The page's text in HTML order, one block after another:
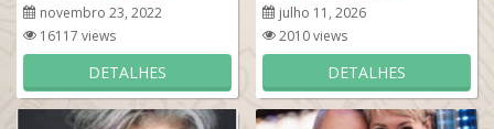
novembro 23, 2022
16117 views
DETALHES
julho 11, 2026
2010 views
DETALHES